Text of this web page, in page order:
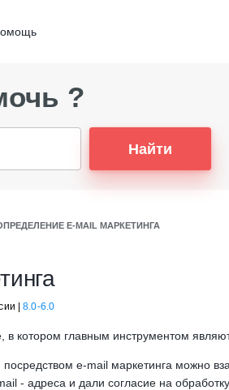
?
Найти
E-MAIL МАРКЕТИНГА
|8.0-6.0
в котором главным инструментом
e-mail маркетинга можно
- адреса и дали согласие на